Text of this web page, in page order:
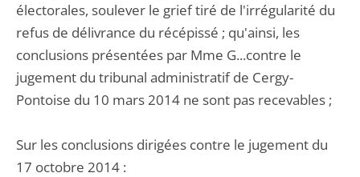
électorales, soulever le grief tiré de l'irrégularité du
refus de délivrance du récépissé ; qu'ainsi, les
conclusions présentées par Mme G...contre le
jugement du tribunal administratif de Cergy-
Pontoise du 10 mars 2014 ne sont pas recevables ;
Sur les conclusions dirigées contre le jugement du
17 octobre 2014 :